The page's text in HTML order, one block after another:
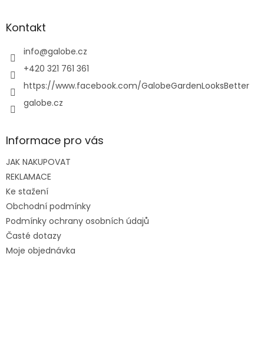
aKontakt
info@galobe.cz
+420 321 761 361
https://www.facebook.com/GalobeGardenLooksBetter
galobe.cz
Informace pro vás
JAK NAKUPOVAT
REKLAMACE
Ke stažení
Obchodní podmínky
Podmínky ochrany osobních údajů
Časté dotazy
Moje objednávka